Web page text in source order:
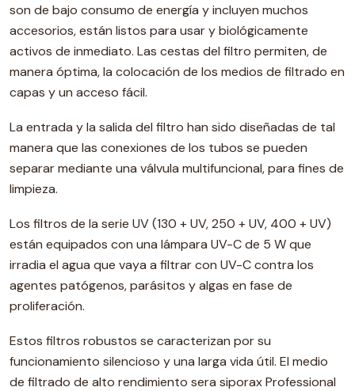
son de bajo consumo de energía y incluyen muchos
accesorios, están listos para usar y biológicamente
activos de inmediato. Las cestas del filtro permiten, de
manera óptima, la colocación de los medios de filtrado en
capas y un acceso fácil.
La entrada y la salida del filtro han sido diseñadas de tal
manera que las conexiones de los tubos se pueden
separar mediante una válvula multifuncional, para fines de
limpieza.
Los filtros de la serie UV (130 + UV, 250 + UV, 400 + UV)
están equipados con una lámpara UV-C de 5 W que
irradia el agua que vaya a filtrar con UV-C contra los
agentes patógenos, parásitos y algas en fase de
proliferación.
Estos filtros robustos se caracterizan por su
funcionamiento silencioso y una larga vida útil. El medio
de filtrado de alto rendimiento sera siporax Professional